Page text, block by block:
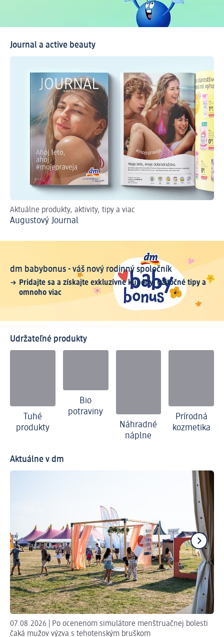
Journal a active beauty
Aktuálne produkty, aktivity, tipy a viac
Augustový Journal
dm babybonus - váš nový rodinný spoločník
Pridajte sa a získajte exkluzívne kupóny, užitočné tipy a
omnoho viac
Udržateľné produkty
Tuhé
produkty
Bio
potraviny
Náhradné
náplne
Prírodná
kozmetika
Aktuálne v dm
07.08.2026 | Po ocenenom simulátore menštruačnej bolesti
čaká mužov výzva s tehotenským bruškom